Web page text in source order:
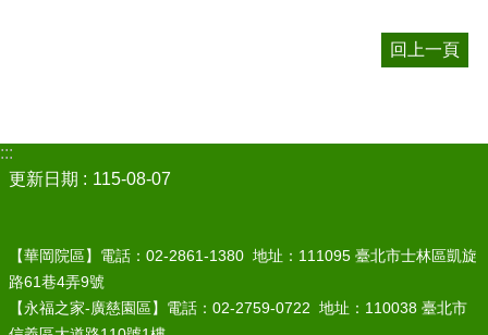
回上一頁
:::
更新日期
115-08-07
【華岡院區】電話：02-2861-1380 地址：111095 臺北市士林區凱旋
路61巷4弄9號
【永福之家-廣慈園區】電話：02-2759-0722 地址：110038 臺北市